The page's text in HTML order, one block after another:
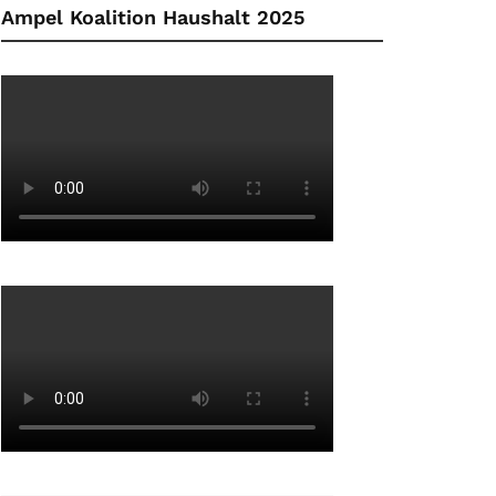
Ampel Koalition Haushalt 2025